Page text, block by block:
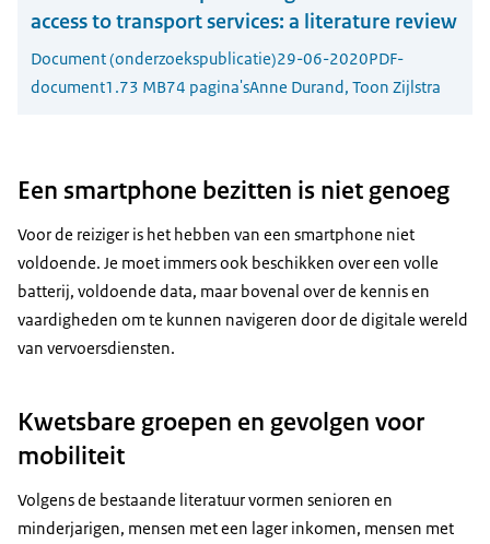
access to transport services: a literature review
Document (onderzoekspublicatie)29-06-2020PDF-
document1.73 MB74 pagina'sAnne Durand, Toon Zijlstra
Een smartphone bezitten is niet genoeg
Voor de reiziger is het hebben van een smartphone niet
voldoende. Je moet immers ook beschikken over een volle
batterij, voldoende data, maar bovenal over de kennis en
vaardigheden om te kunnen navigeren door de digitale wereld
van vervoersdiensten.
Kwetsbare groepen en gevolgen voor
mobiliteit
Volgens de bestaande literatuur vormen senioren en
minderjarigen, mensen met een lager inkomen, mensen met